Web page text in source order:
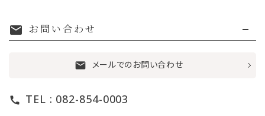
mail お問い合わせ
mail メールでのお問い合わせ
call TEL : 082-854-0003